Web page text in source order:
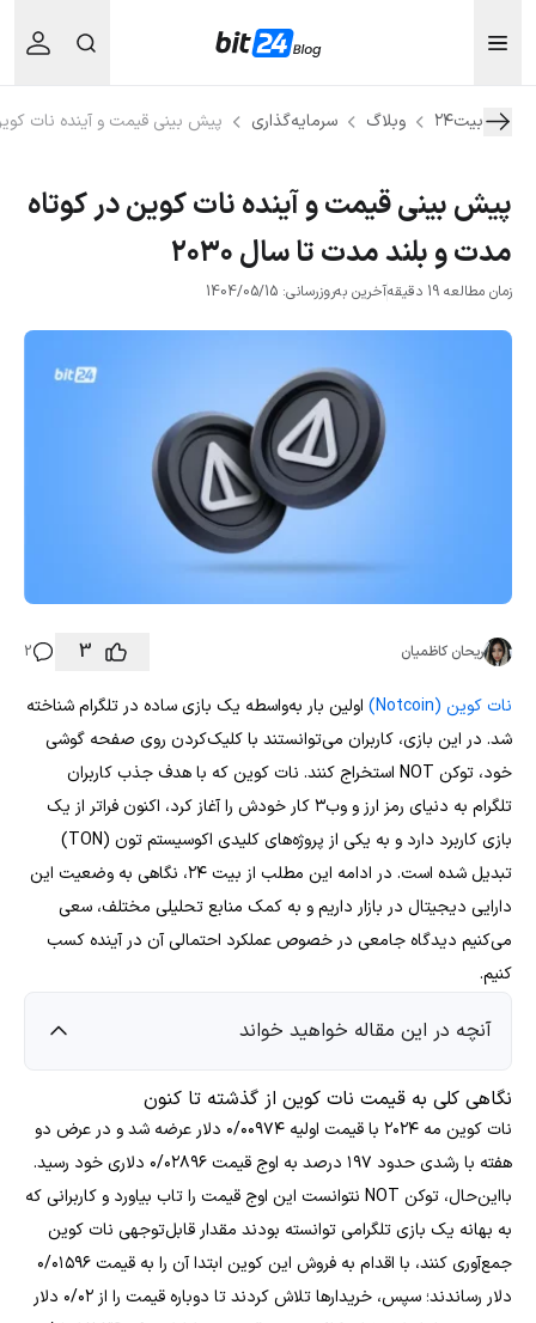
بیت۲۴ وبلاگ سرمایه‌گذاری پیش بینی قیمت و آینده نات
پیش بینی قیمت و آینده نات کوین در کوتاه
مدت و بلند مدت تا سال ۲۰۳۰
زمان مطالعه 19 دقیقه آخرین به‌روزرسانی: 1404/05/15
ریحان کاظمیان 3
2
نات کوین (Notcoin)
اولین بار به‌واسطه یک بازی ساده در تلگرام شناخته
شد. در این بازی، کاربران می‌توانستند با کلیک‌کردن روی صفحه گوشی
خود، توکن NOT استخراج کنند. نات کوین که با هدف جذب کاربران
تلگرام به دنیای رمز ارز و وب۳ کار خودش را آغاز کرد، اکنون فراتر از یک
بازی کاربرد دارد و به یکی از پروژه‌های کلیدی اکوسیستم تون (TON)
تبدیل شده است. در ادامه این مطلب از بیت ۲۴، نگاهی به وضعیت این
دارایی دیجیتال در بازار داریم و به کمک منابع تحلیلی مختلف، سعی
می‌کنیم دیدگاه جامعی در خصوص عملکرد احتمالی آن در آینده کسب
کنیم.
آنچه در این مقاله خواهید خواند
نگاهی کلی به قیمت نات کوین از گذشته تا کنون
نات کوین مه ۲۰۲۴ با قیمت اولیه ۰/۰۰۹۷۴ دلار عرضه شد و در عرض دو
هفته با رشدی حدود ۱۹۷ درصد به اوج قیمت ۰/۰۲۸۹۶ دلاری خود رسید.
بااین‌حال، توکن NOT نتوانست این اوج قیمت را تاب بیاورد و کاربرانی که
به بهانه یک بازی تلگرامی توانسته بودند مقدار قابل‌توجهی نات کوین
جمع‌آوری کنند، با اقدام به فروش این کوین ابتدا آن را به قیمت ۰/۰۱۵۹۶
دلار رساندند؛ سپس، خریدارها تلاش کردند تا دوباره قیمت را از ۰/۰۲ دلار